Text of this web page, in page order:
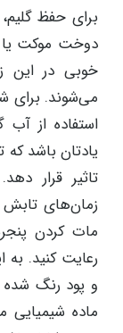
آگاهی از نحوه
رنگ‌ها و طرح‌
طول عمر مفیدی
باید در محیطی
گلیم‌ها با
حیوانات
برای حفظ
دوخت موکت یا
خوبی در این
می‌شوند. برای
استفاده از